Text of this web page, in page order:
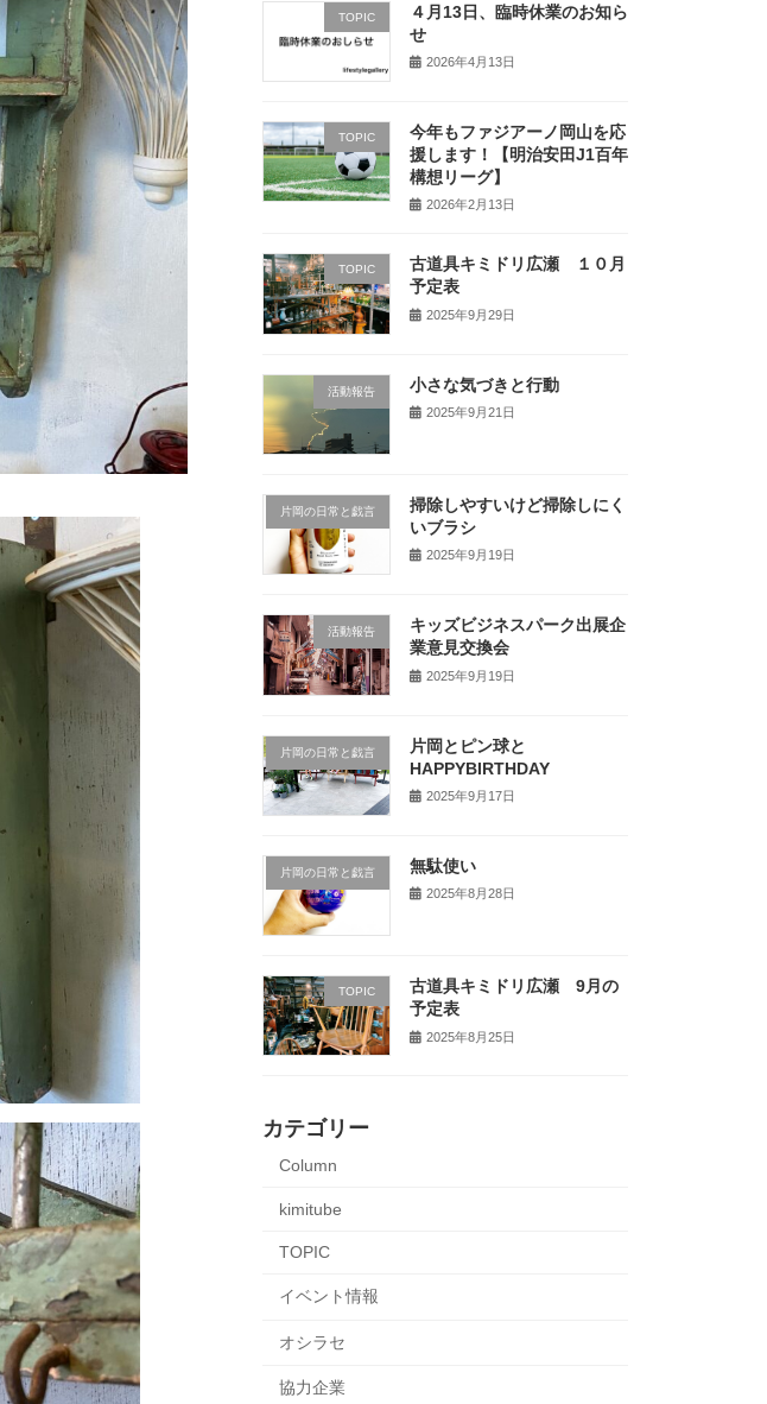
TOPIC
４月13日、臨時休業のお知ら
せ
2026年4月13日
TOPIC
今年もファジアーノ岡山を応
援します！【明治安田J1百年
構想リーグ】
2026年2月13日
TOPIC
古道具キミドリ広瀬 １０月
予定表
2025年9月29日
活動報告 小さな気づきと行動
2025年9月21日
片岡の日常と戯言
掃除しやすいけど掃除しにく
いブラシ
2025年9月19日
活動報告
キッズビジネスパーク出展企
業意見交換会
2025年9月19日
片岡の日常と戯言
片岡とピン球と
HAPPYBIRTHDAY
2025年9月17日
片岡の日常と戯言 無駄使い
2025年8月28日
TOPIC
古道具キミドリ広瀬 9月の
予定表
2025年8月25日
カテゴリー
Column
kimitube
TOPIC
イベント情報
オシラセ
協力企業